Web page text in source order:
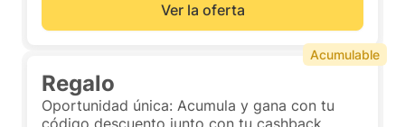
Ver la oferta
Regalo
Oportunidad única: Acumula y gana con tu
código descuento junto con tu cashback
Acumulable